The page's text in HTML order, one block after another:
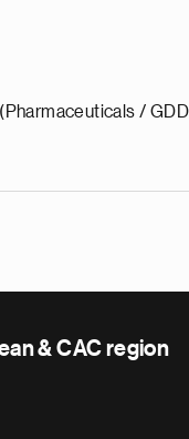
/
& CAC region